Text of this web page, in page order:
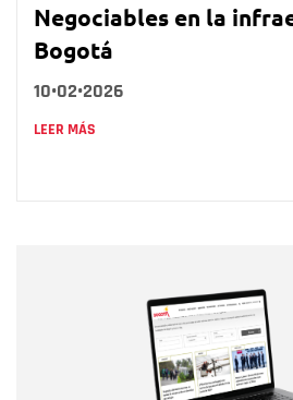
Negociables en la
Bogotá
10•02•2026
LEER MÁS
Correo electrónico